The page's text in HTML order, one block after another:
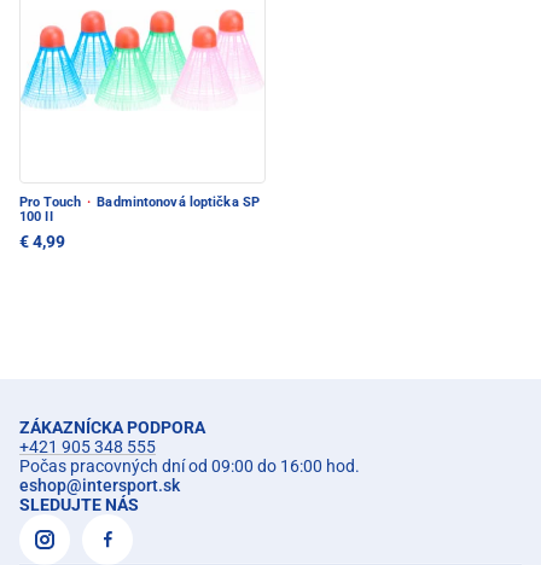
Pro Touch · Badmintonová loptička SP
100 II
€ 4,99
ZÁKAZNÍCKA PODPORA
+421 905 348 555
Počas pracovných dní od 09:00 do 16:00 hod.
eshop@intersport.sk
SLEDUJTE NÁS